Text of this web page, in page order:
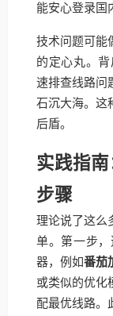
能安心登录国
技术问题可能
的定心丸。
速排查线路问
石沉大海。这
后盾。
实践指
步骤
理论说了这么
单。第一步
器，例如番茄
或类似的优化
配最优线路。